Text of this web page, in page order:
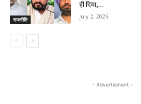
राजनीति
ही दिया,...
July 2, 2026
- Advertisment -